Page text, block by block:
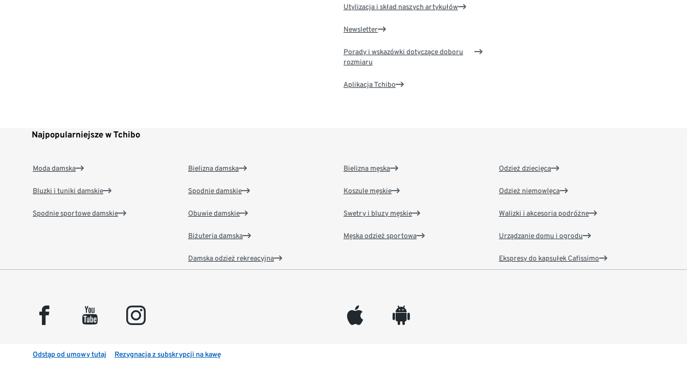
Utylizacja i skład naszych artykułów
Newsletter
Porady i wskazówki dotyczące doboru
rozmiaru
Aplikacja Tchibo
Najpopularniejsze w Tchibo
Moda damska
Bluzki i tuniki damskie
Spodnie sportowe damskie
Bielizna damska
Spodnie damskie
Obuwie damskie
Biżuteria damska
Damska odzież rekreacyjna
Bielizna męska
Koszule męskie
Swetry i bluzy męskie
Męska odzież sportowa
Odzież dziecięca
Odzież niemowlęca
Walizki i akcesoria podróżne
Urządzanie domu i ogrodu
Ekspresy do kapsułek Cafissimo
facebook youtube instagram appleinc android
Odstąp od umowy tutaj Rezygnacja z subskrypcji na kawę